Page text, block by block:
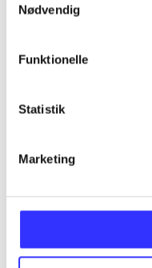
Nødvendig
Funktionelle
Statistik
Marketing
...
...
...